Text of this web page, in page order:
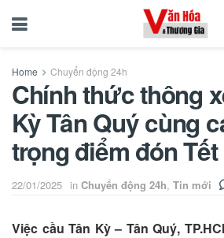
Home Chuyển động 24h
Chính thức thông
Kỳ Tân Quý cùng
trọng điểm đón
22/01/2025 in Chuyển động 24h, Tin mới
Việc cầu Tân Kỳ – Tân Quý,